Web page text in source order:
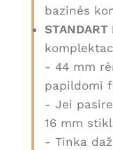
bazinės
STANDART
- 44 mm
papildomi
- Jei
16 mm
- Tinka